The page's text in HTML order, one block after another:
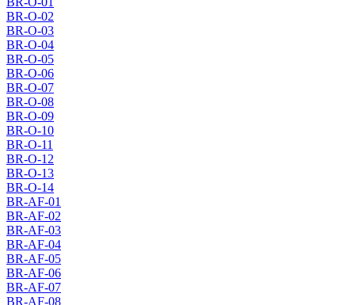
BR-O-02
BR-O-03
BR-O-04
BR-O-05
BR-O-06
BR-O-07
BR-O-08
BR-O-09
BR-O-10
BR-O-11
BR-O-12
BR-O-13
BR-O-14
BR-AF-01
BR-AF-02
BR-AF-03
BR-AF-04
BR-AF-05
BR-AF-06
BR-AF-07
BR-AF-08